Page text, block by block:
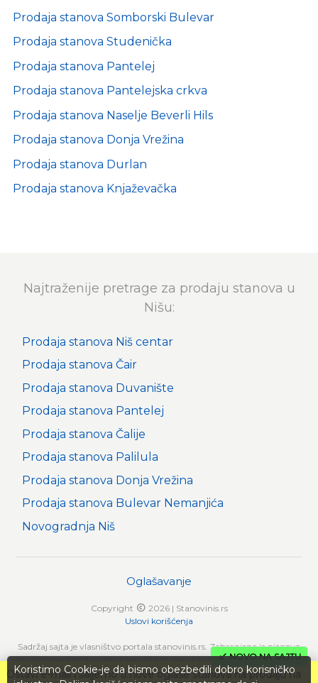
Prodaja stanova Somborski Bulevar
Prodaja stanova Studenička
Prodaja stanova Pantelej
Prodaja stanova Pantelejska crkva
Prodaja stanova Naselje Beverli Hils
Prodaja stanova Donja Vrežina
Prodaja stanova Durlan
Prodaja stanova Knjaževačka
NOVO NA SAJTU
Ostavi e-mail i šaljemo ti nove oglase stanova na prodaju na
Najtraženije pretrage za prodaju stanova u
Nišu:
Prodaja stanova Niš centar
Prodaja stanova Čair
Prodaja stanova Duvanište
Prodaja stanova Pantelej
Prodaja stanova Čalije
Prodaja stanova Palilula
Prodaja stanova Donja Vrežina
Prodaja stanova Bulevar Nemanjića
Novogradnja Niš
Oglašavanje
Copyright
2026 | Stanovinis.rs
Uslovi korišćenja
Sadržaj sajta je vlasništvo portala stanovinis.rs. Zabranjeno je njegovo
preuzimanje bez dozvole stanovinis.rs, zarad komercijalne upotrebe ili u
druge svrhe, osim za lične potrebe posetilaca sajta.
Koristimo Cookie-je da bismo obezbedili dobro korisničko